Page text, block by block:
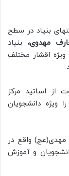
بنیاد در سطح
مهدوی، بنیاد
اقشار مختلف
از اساتید مرکز
ویژه دانشجویان
واقع در
و آموزش